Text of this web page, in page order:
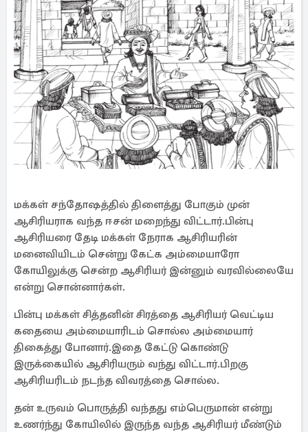
மக்கள் சந்தோஷத்தில் திளைத்து போகும் முன்
ஆசிரியராக வந்த ஈசன் மறைந்து விட்டார்.பின்பு
ஆசிரியரை தேடி மக்கள் நேராக ஆசிரியரின்
மனைவியிடம் சென்று கேட்க அம்மையாரோ
கோயிலுக்கு சென்ற ஆசிரியர் இன்னும் வரவில்லையே
என்று சொன்னார்கள்.
பின்பு மக்கள் சித்தனின் சிரத்தை ஆசிரியர் வெட்டிய
கதையை அம்மையாரிடம் சொல்ல அம்மையார்
திகைத்து போனார்.இதை கேட்டு கொண்டு
இருக்கையில் ஆசிரியரும் வந்து விட்டார்.பிறகு
ஆசிரியரிடம் நடந்த விவரத்தை சொல்ல.
தன் உருவம் பொருத்தி வந்தது எம்பெருமான் என்று
உணர்ந்து கோயிலில் இருந்த வந்த ஆசிரியர் மீண்டும்